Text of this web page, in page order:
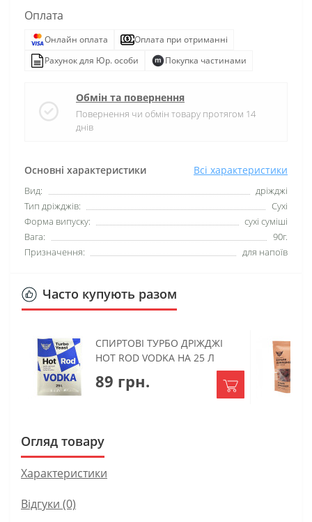
Основні характеристики Всі характеристики
Вид:
дріжджі
Тип дріжджів:
Сухі
Форма випуску:
сухі суміші
Вага:
90г.
Призначення:
для напоїв
Оплата
Онлайн оплата
Оплата при отриманні
Рахунок для Юр. особи
Покупка частинами
Обмін та повернення
Повернення чи обмін товару протягом 14
днів
Часто купують разом
СПИРТОВІ ТУРБО ДРІЖДЖІ
HOT ROD VODKA НА 25 Л
89 грн.
Огляд товару
Характеристики
Відгуки (0)